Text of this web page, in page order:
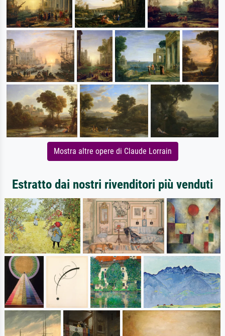
Mostra altre opere di Claude Lorrain
Estratto dai nostri rivenditori più venduti